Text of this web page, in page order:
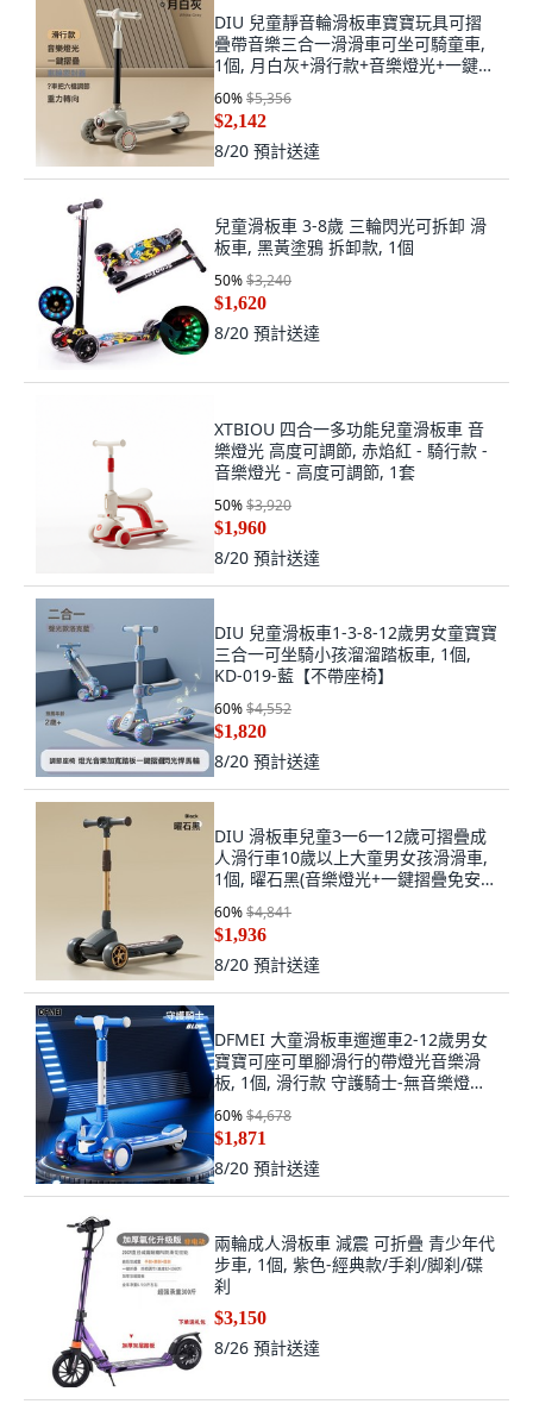
DIU 兒童靜音輪滑板車寶寶玩具可摺
疊帶音樂三合一滑滑車可坐可騎童車,
1個, 月白灰+滑行款+音樂燈光+一鍵摺
疊+6檔★調節
60%$5,356
$2,142
8/20 預計送達
兒童滑板車 3-8歲 三輪閃光可拆卸 滑
板車, 黑黃塗鴉 拆卸款, 1個
50%$3,240
$1,620
8/20 預計送達
XTBIOU 四合一多功能兒童滑板車 音
樂燈光 高度可調節, 赤焰紅 - 騎行款 -
音樂燈光 - 高度可調節, 1套
50%$3,920
$1,960
8/20 預計送達
DIU 兒童滑板車1-3-8-12歲男女童寶寶
三合一可坐騎小孩溜溜踏板車, 1個,
KD-019-藍【不帶座椅】
60%$4,552
$1,820
8/20 預計送達
DIU 滑板車兒童3一6一12歲可摺疊成
人滑行車10歲以上大童男女孩滑滑車,
1個, 曜石黑(音樂燈光+一鍵摺疊免安
60%$4,841
$1,936
8/20 預計送達
DFMEI 大童滑板車遛遛車2-12歲男女
寶寶可座可單腳滑行的帶燈光音樂滑
板, 1個, 滑行款 守護騎士-無音樂燈光
+悍馬輪
60%$4,678
$1,871
8/20 預計送達
兩輪成人滑板車 減震 可折疊 青少年代
步車, 1個, 紫色-經典款/手刹/脚刹/碟
刹
$3,150
8/26 預計送達